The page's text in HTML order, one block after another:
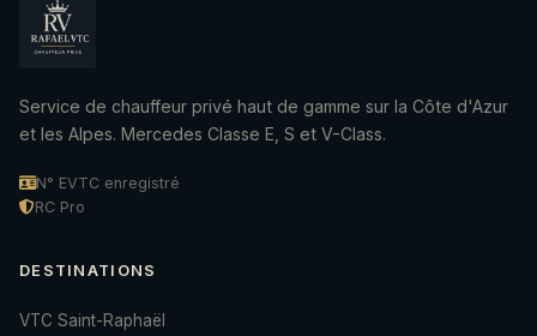
Service de chauffeur privé haut de gamme sur la Côte d'Azur
et les Alpes. Mercedes Classe E, S et V-Class.
N° EVTC enregistré
RC Pro
DESTINATIONS
VTC Saint-Raphaël